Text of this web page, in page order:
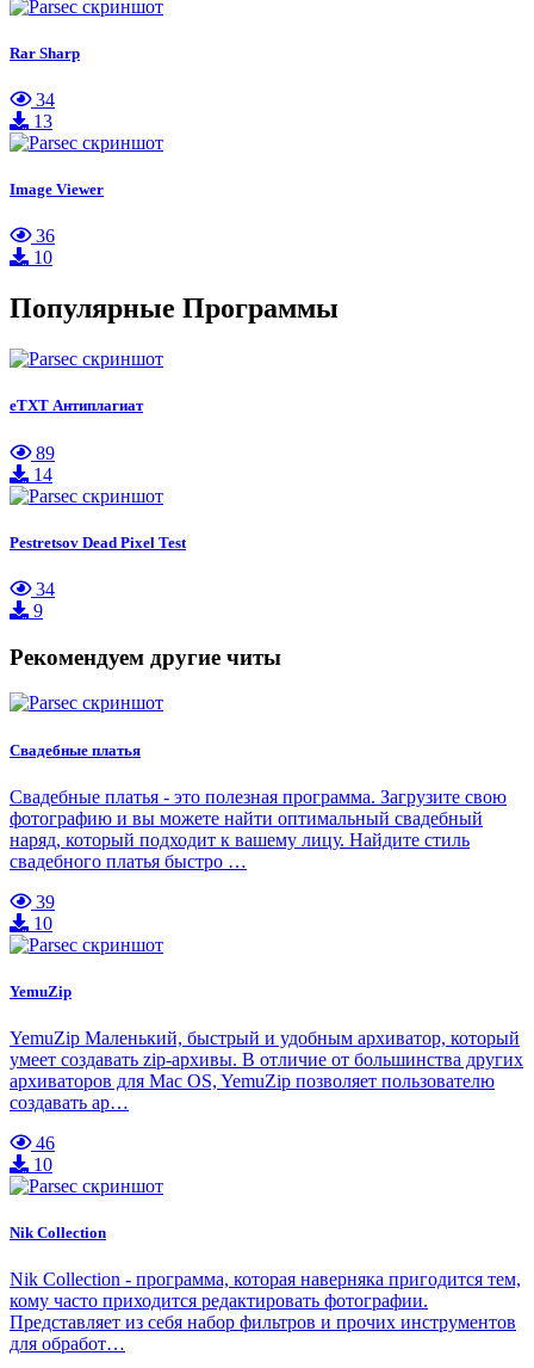
Rar Sharp
34
13
Image Viewer
36
10
Популярные Программы
eTXT Антиплагиат
89
14
Pestretsov Dead Pixel Test
34
9
Рекомендуем другие читы
Свадебные платья
Свадебные платья - это полезная программа. Загрузите свою
фотографию и вы можете найти оптимальный свадебный
наряд, который подходит к вашему лицу. Найдите стиль
свадебного платья быстро …
39
10
YemuZip
YemuZip Маленький, быстрый и удобным архиватор, который
умеет создавать zip-архивы. В отличие от большинства других
архиваторов для Mac OS, YemuZip позволяет пользователю
создавать ар…
46
10
Nik Collection
Nik Collection - программа, которая наверняка пригодится тем,
кому часто приходится редактировать фотографии.
Представляет из себя набор фильтров и прочих инструментов
для обработ…